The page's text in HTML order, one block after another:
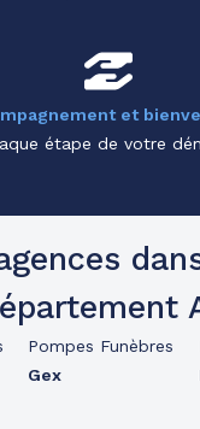
et
étape de votre
Pompes Funèbres
Gex